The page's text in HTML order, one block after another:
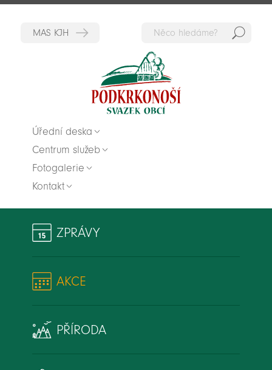
Úřední deska
Centrum služeb
Fotogalerie
Kontakt
ZPRÁVY
AKCE
PŘÍRODA